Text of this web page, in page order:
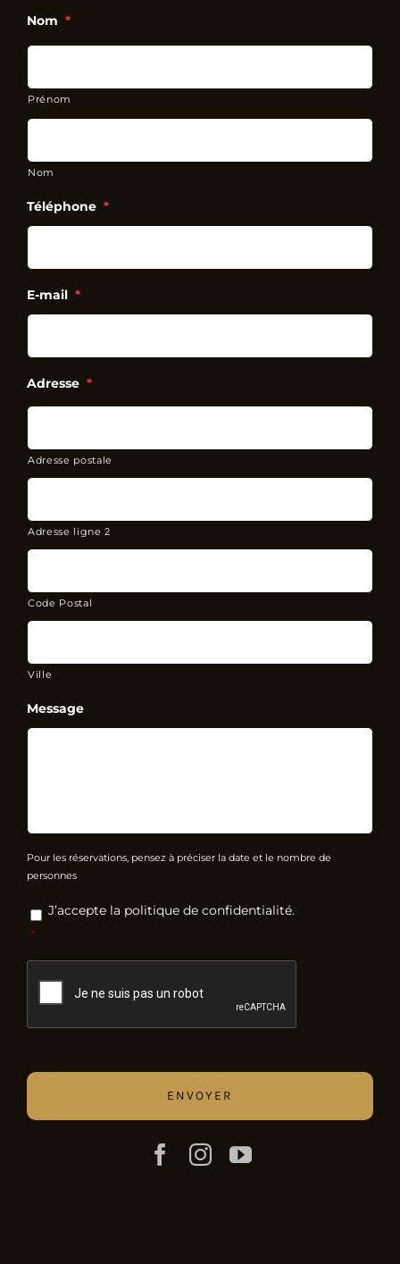
Nom *
Prénom
Nom
Téléphone *
E-mail *
Adresse *
Adresse postale
Adresse ligne 2
Code Postal
Ville
Message
Pour les réservations, pensez à préciser la date et le nombre de
personnes
RGPD *
J’accepte la politique de confidentialité.
*